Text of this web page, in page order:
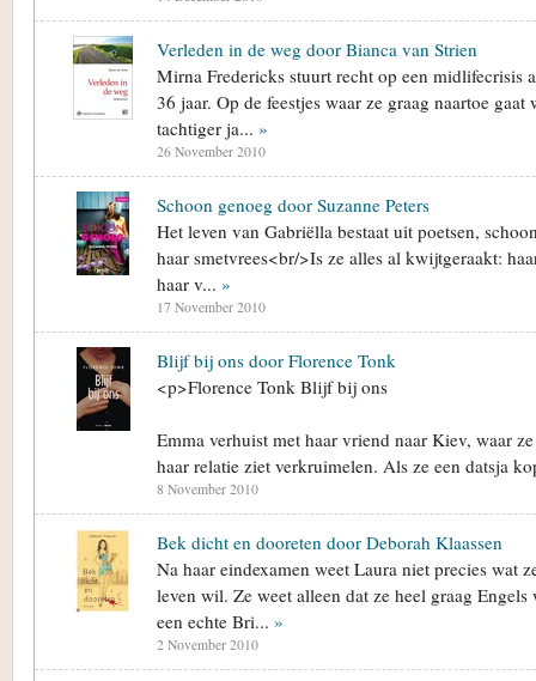
Verleden in de weg door Bianca van Strien
Mirna Fredericks stuurt recht op een midlifecrisis
36 jaar. Op de feestjes waar ze graag naartoe gaat
tachtiger ja... »
26 November 2010
Schoon genoeg door Suzanne Peters
Het leven van Gabriëlla bestaat uit poetsen,
haar smetvrees<br/>Is ze alles al kwijtgeraakt:
haar v... »
17 November 2010
Blijf bij ons door Florence Tonk
<p>Florence Tonk Blijf bij ons
Emma verhuist met haar vriend naar Kiev, waar
haar relatie ziet verkruimelen. Als ze een datsja
8 November 2010
Bek dicht en dooreten door Deborah Klaassen
Na haar eindexamen weet Laura niet precies wat
leven wil. Ze weet alleen dat ze heel graag
een echte Bri... »
2 November 2010